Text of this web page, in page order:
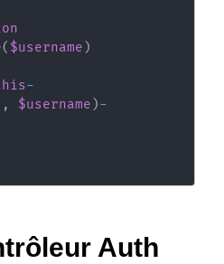
( $username )
-
, $username )-
Auth